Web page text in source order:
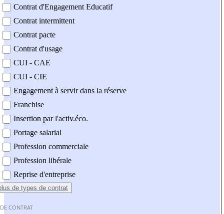
Contrat d'Engagement Educatif
Contrat intermittent
Contrat pacte
Contrat d'usage
CUI - CAE
CUI - CIE
Engagement à servir dans la réserve
Franchise
Insertion par l'activ.éco.
Portage salarial
Profession commerciale
Profession libérale
Reprise d'entreprise
de types de contrat
CONTRAT